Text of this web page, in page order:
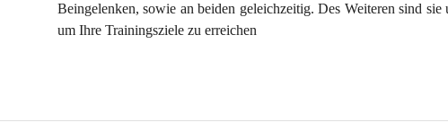
Beingelenken, sowie an beiden geleichzeitig. Des Weiteren sind
um Ihre Trainingsziele zu erreichen